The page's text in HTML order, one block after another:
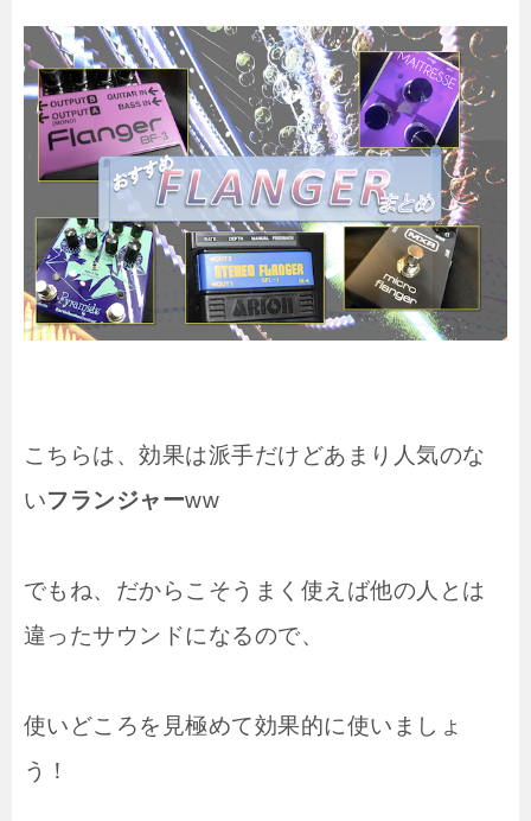
こちらは、効果は派手だけどあまり人気のな
いフランジャーww
でもね、だからこそうまく使えば他の人とは
違ったサウンドになるので、
使いどころを見極めて効果的に使いましょ
う！